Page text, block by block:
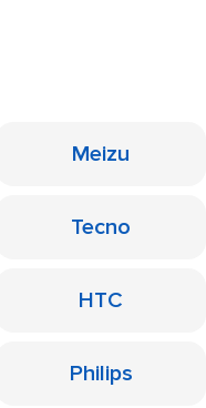
Meizu
Tecno
HTC
Philips